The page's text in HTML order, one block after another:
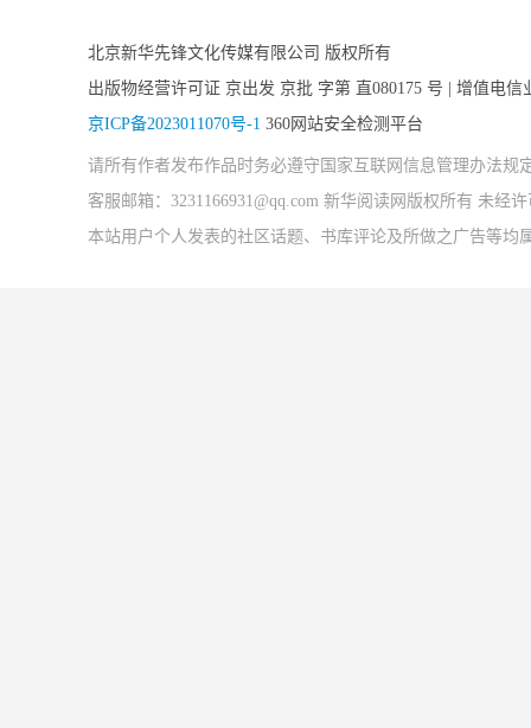
北京新华先锋文化传媒有限公司 版权所有
出版物经营许可证 京出发 京批 字第 直080175 号 | 增值电信
京ICP备2023011070号-1 360网站安全检测平台
请所有作者发布作品时务必遵守国家互联网信息管理办法
客服邮箱：3231166931@qq.com 新华阅读网版权所有 未经
本站用户个人发表的社区话题、书库评论及所做之广告等均